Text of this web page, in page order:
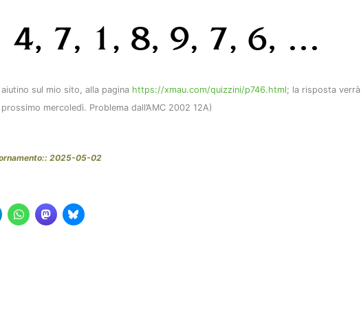
sul mio sito, alla pagina https://xmau.com/quizzini/p746.html; la risposta verrà
mercoledì. Problema dall’AMC 2002 12A)
2025-05-02